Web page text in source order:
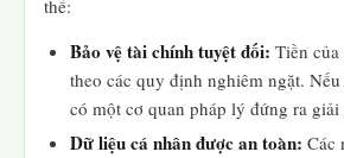
thể:
Bảo vệ tài chính tuyệt đối: Tiền
theo các quy định nghiêm ngặt.
có một cơ quan pháp lý đứng ra giải
Dữ liệu cá nhân được an toàn: Các